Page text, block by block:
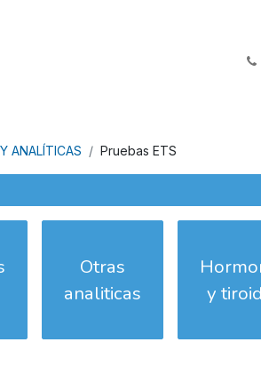
ANALÍTICAS Pruebas ETS
Otras
analiticas
y